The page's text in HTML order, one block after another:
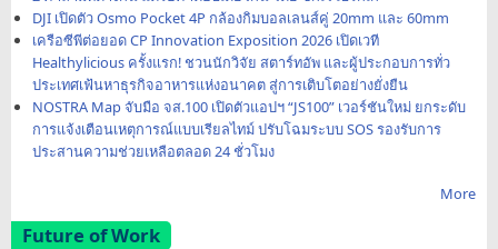
DJI เปิดตัว Osmo Pocket 4P กล้องกิมบอลเลนส์คู่ 20mm และ 60mm
เครือซีพีต่อยอด CP Innovation Exposition 2026 เปิดเวที
Healthylicious ครั้งแรก! ชวนนักวิจัย สตาร์ทอัพ และผู้ประกอบการทั่ว
ประเทศเฟ้นหาธุรกิจอาหารแห่งอนาคต สู่การเติบโตอย่างยั่งยืน
NOSTRA Map จับมือ จส.100 เปิดตัวแอปฯ “JS100” เวอร์ชันใหม่ ยกระดับ
การแจ้งเตือนเหตุการณ์แบบเรียลไทม์ ปรับโฉมระบบ SOS รองรับการ
ประสานความช่วยเหลือตลอด 24 ชั่วโมง
More
Future of Work